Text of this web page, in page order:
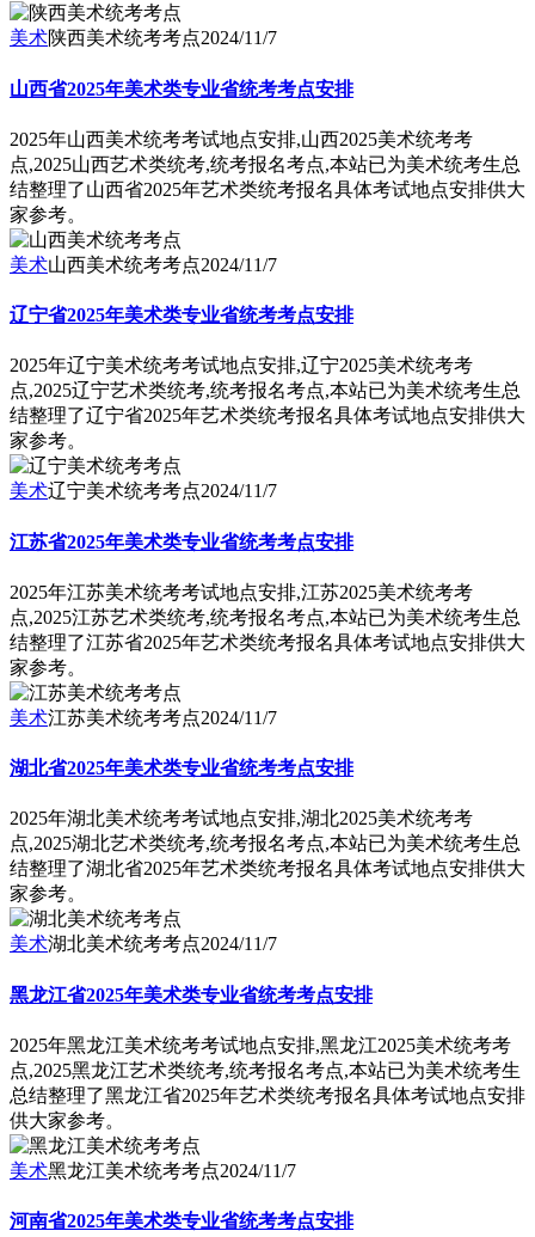
美术陕西美术统考考点2024/11/7
山西省2025年美术类专业省统考考点安排
2025年山西美术统考考试地点安排,山西2025美术统考考
点,2025山西艺术类统考,统考报名考点,本站已为美术统考生总
结整理了山西省2025年艺术类统考报名具体考试地点安排供大
家参考。
美术山西美术统考考点2024/11/7
辽宁省2025年美术类专业省统考考点安排
2025年辽宁美术统考考试地点安排,辽宁2025美术统考考
点,2025辽宁艺术类统考,统考报名考点,本站已为美术统考生总
结整理了辽宁省2025年艺术类统考报名具体考试地点安排供大
家参考。
美术辽宁美术统考考点2024/11/7
江苏省2025年美术类专业省统考考点安排
2025年江苏美术统考考试地点安排,江苏2025美术统考考
点,2025江苏艺术类统考,统考报名考点,本站已为美术统考生总
结整理了江苏省2025年艺术类统考报名具体考试地点安排供大
家参考。
美术江苏美术统考考点2024/11/7
湖北省2025年美术类专业省统考考点安排
2025年湖北美术统考考试地点安排,湖北2025美术统考考
点,2025湖北艺术类统考,统考报名考点,本站已为美术统考生总
结整理了湖北省2025年艺术类统考报名具体考试地点安排供大
家参考。
美术湖北美术统考考点2024/11/7
黑龙江省2025年美术类专业省统考考点安排
2025年黑龙江美术统考考试地点安排,黑龙江2025美术统考考
点,2025黑龙江艺术类统考,统考报名考点,本站已为美术统考生
总结整理了黑龙江省2025年艺术类统考报名具体考试地点安排
供大家参考。
美术黑龙江美术统考考点2024/11/7
河南省2025年美术类专业省统考考点安排